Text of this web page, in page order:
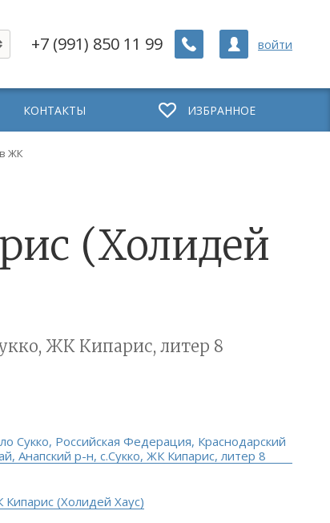
+7 (991) 850 11 99 войти
КОНТАКТЫ ИЗБРАННОЕ
ЖК
(Холидей
ЖК Кипарис, литер 8
Сукко, Российская Федерация, Краснодарский
Анапский р-н, с.Сукко, ЖК Кипарис, литер 8
Кипарис (Холидей Хаус)